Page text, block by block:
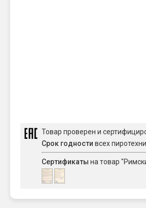
Товар проверен и
Срок годности всех
Сертификаты на товар